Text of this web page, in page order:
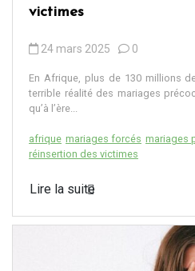
victimes
24 mars 2025 0
En Afrique, plus de 130 millions
terrible réalité des mariages
qu’à l’ère...
afrique mariages forcés mariages
réinsertion des victimes
Lire la suite